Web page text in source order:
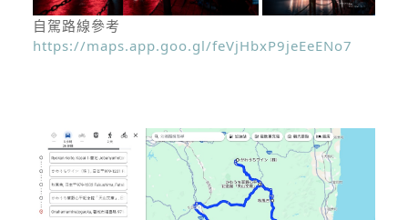
自駕路線參考
https://maps.app.goo.gl/feVjHbxP9jeEeENo7